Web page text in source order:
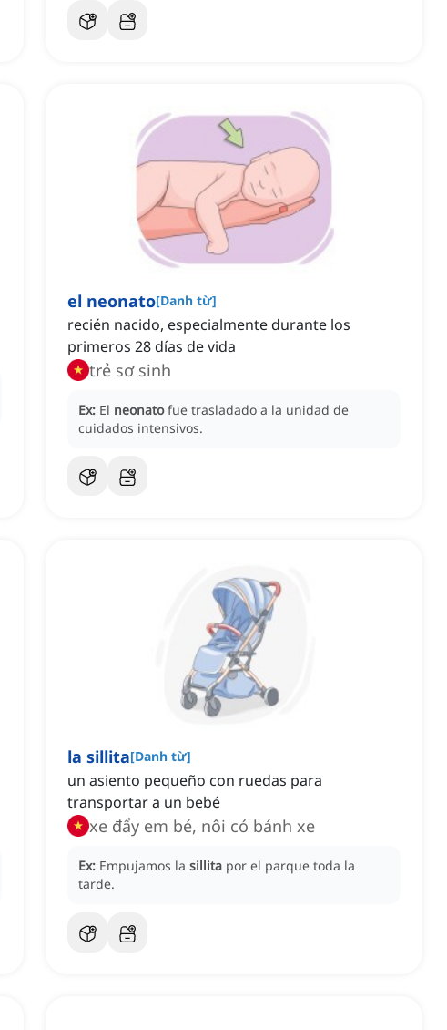
el neonato[Danh từ]
recién nacido, especialmente durante los
primeros 28 días de vida
trẻ sơ sinh
Ex: El neonato fue trasladado a la unidad de
cuidados intensivos.
la sillita[Danh từ]
un asiento pequeño con ruedas para
transportar a un bebé
xe đẩy em bé, nôi có bánh xe
Ex: Empujamos la sillita por el parque toda la
tarde.